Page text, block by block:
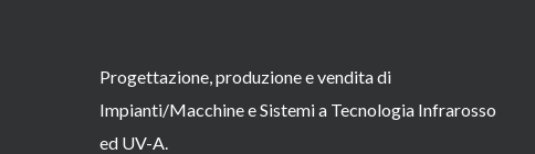
Progettazione, produzione e vendita di
Impianti/Macchine e Sistemi a Tecnologia Infrarosso
ed UV-A.